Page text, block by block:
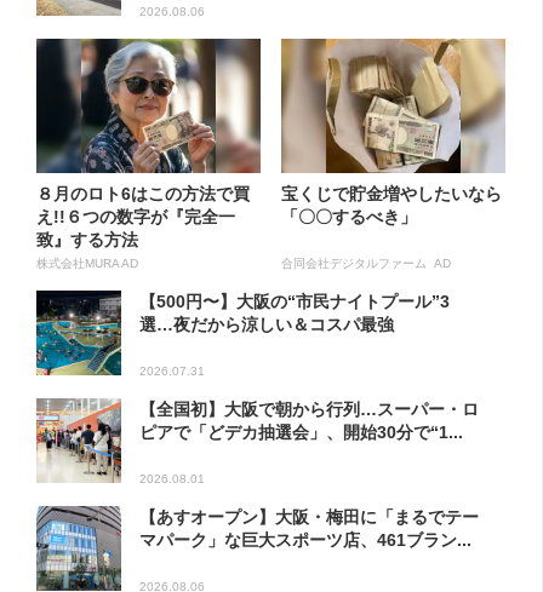
2026.08.06
８月のロト6はこの方法で買
え!!６つの数字が『完全一
致』する方法
株式会社MURA AD
宝くじで貯金増やしたいなら
「〇〇するべき」
合同会社デジタルファーム AD
【500円〜】大阪の“市民ナイトプール”3
選…夜だから涼しい＆コスパ最強
2026.07.31
【全国初】大阪で朝から行列…スーパー・ロ
ピアで「どデカ抽選会」、開始30分で“1...
2026.08.01
【あすオープン】大阪・梅田に「まるでテー
マパーク」な巨大スポーツ店、461ブラン...
2026.08.06